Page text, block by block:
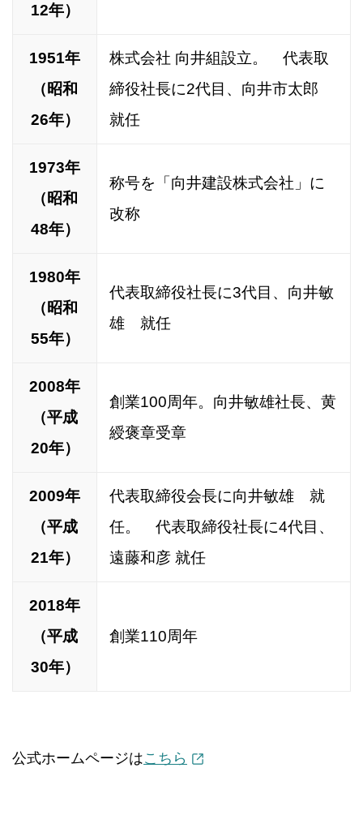
12年）
1951年
（昭和
26年）
株式会社 向井組設立。 代表取
締役社長に2代目、向井市太郎
就任
1973年
（昭和
48年）
称号を「向井建設株式会社」に
改称
1980年
（昭和
55年）
代表取締役社長に3代目、向井敏
雄 就任
2008年
（平成
20年）
創業100周年。向井敏雄社長、黄
綬褒章受章
2009年
（平成
21年）
代表取締役会長に向井敏雄 就
任。 代表取締役社長に4代目、
遠藤和彦 就任
2018年
（平成
30年）
創業110周年
公式ホームページはこちら